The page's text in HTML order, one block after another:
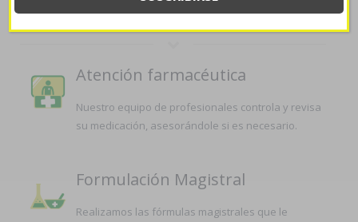
Atención farmacéutica
Nuestro equipo de profesionales controla y revisa
su medicación, asesorándole si es necesario.
Formulación Magistral
Realizamos las fórmulas magistrales que le